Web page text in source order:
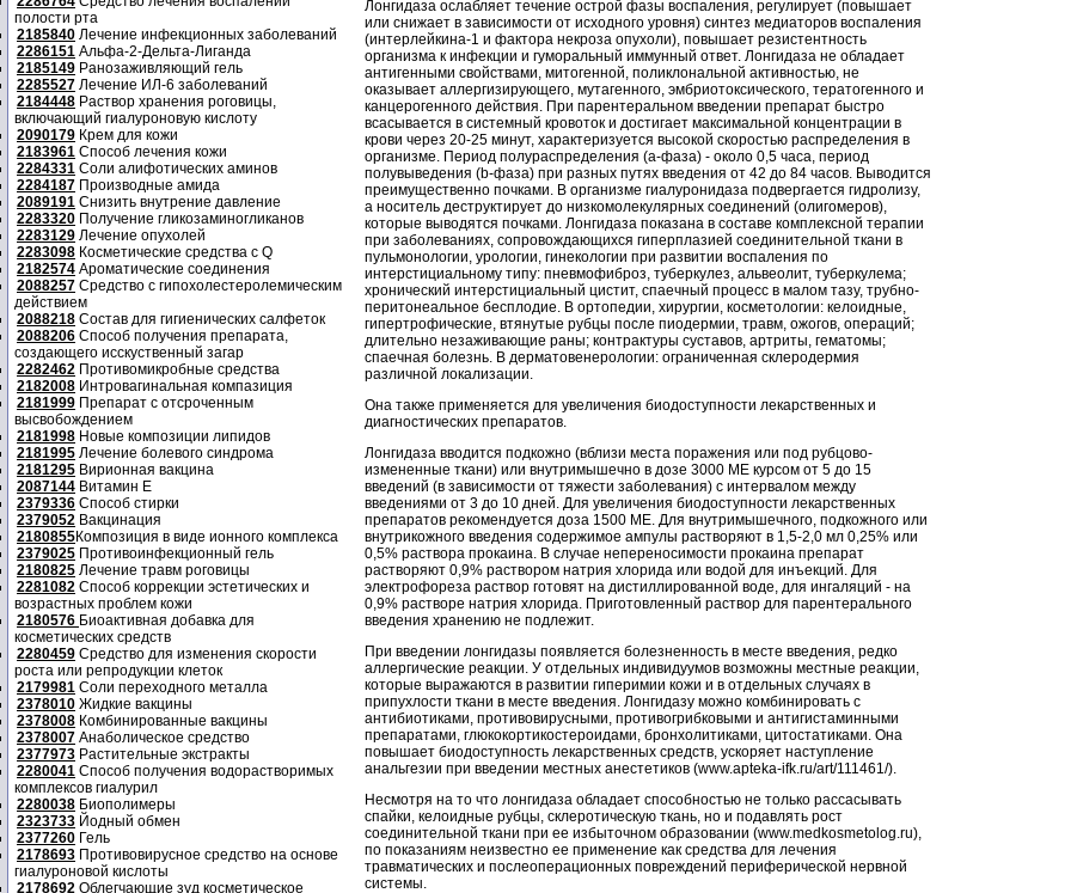
полости рта
2185840 Лечение инфекционных заболеваний
2286151 Альфа-2-Дельта-Лиганда
2185149 Ранозаживляющий гель
2285527 Лечение ИЛ-6 заболеваний
2184448 Раствор хранения роговицы,
включающий гиалуроновую кислоту
2090179 Крем для кожи
2183961 Способ лечения кожи
2284331 Соли алифотических аминов
2284187 Производные амида
2089191 Снизить внутрение давление
2283320 Получение гликозаминогликанов
2283129 Лечение опухолей
2283098 Косметические средства с Q
2182574 Ароматические соединения
2088257 Средство с гипохолестеролемическим
действием
2088218 Состав для гигиенических салфеток
2088206 Способ получения препарата,
создающего исскуственный загар
2282462 Противомикробные средства
2182008 Интровагинальная компазиция
2181999 Препарат с отсроченным
высвобождением
2181998 Новые композиции липидов
2181995 Лечение болевого синдрома
2181295 Вирионная вакцина
2087144 Витамин Е
2379336 Способ стирки
2379052 Вакцинация
2180855Композиция в виде ионного комплекса
2379025 Противоинфекционный гель
2180825 Лечение травм роговицы
2281082 Способ коррекции эстетических и
возрастных проблем кожи
2180576 Биоактивная добавка для
косметических средств
2280459 Средство для изменения скорости
роста или репродукции клеток
2179981 Соли переходного металла
2378010 Жидкие вакцины
2378008 Комбинированные вакцины
2378007 Анаболическое средство
2377973 Растительные экстракты
2280041 Способ получения водорастворимых
комплексов гиалурил
2280038 Биополимеры
2323733 Йодный обмен
2377260 Гель
2178693 Противовирусное средство на основе
гиалуроновой кислоты
2178692 Облегчающие зуд косметическое
Лонгидаза ослабляет течение острой фазы воспаления, регулирует (повышает
или снижает в зависимости от исходного уровня) синтез медиаторов воспаления
(интерлейкина-1 и фактора некроза опухоли), повышает резистентность
организма к инфекции и гуморальный иммунный ответ. Лонгидаза не обладает
антигенными свойствами, митогенной, поликлональной активностью, не
оказывает аллергизирующего, мутагенного, эмбриотоксического, тератогенного и
канцерогенного действия. При парентеральном введении препарат быстро
всасывается в системный кровоток и достигает максимальной концентрации в
крови через 20-25 минут, характеризуется высокой скоростью распределения в
организме. Период полураспределения (а-фаза) - около 0,5 часа, период
полувыведения (b-фаза) при разных путях введения от 42 до 84 часов. Выводится
преимущественно почками. В организме гиалуронидаза подвергается гидролизу,
а носитель деструктирует до низкомолекулярных соединений (олигомеров),
которые выводятся почками. Лонгидаза показана в составе комплексной терапии
при заболеваниях, сопровождающихся гиперплазией соединительной ткани в
пульмонологии, урологии, гинекологии при развитии воспаления по
интерстициальному типу: пневмофиброз, туберкулез, альвеолит, туберкулема;
хронический интерстициальный цистит, спаечный процесс в малом тазу, трубно-
перитонеальное бесплодие. В ортопедии, хирургии, косметологии: келоидные,
гипертрофические, втянутые рубцы после пиодермии, травм, ожогов, операций;
длительно незаживающие раны; контрактуры суставов, артриты, гематомы;
спаечная болезнь. В дерматовенерологии: ограниченная склеродермия
различной локализации.
Она также применяется для увеличения биодоступности лекарственных и
диагностических препаратов.
Лонгидаза вводится подкожно (вблизи места поражения или под рубцово-
измененные ткани) или внутримышечно в дозе 3000 ME курсом от 5 до 15
введений (в зависимости от тяжести заболевания) с интервалом между
введениями от 3 до 10 дней. Для увеличения биодоступности лекарственных
препаратов рекомендуется доза 1500 ME. Для внутримышечного, подкожного или
внутрикожного введения содержимое ампулы растворяют в 1,5-2,0 мл 0,25% или
0,5% раствора прокаина. В случае непереносимости прокаина препарат
растворяют 0,9% раствором натрия хлорида или водой для инъекций. Для
электрофореза раствор готовят на дистиллированной воде, для ингаляций - на
0,9% растворе натрия хлорида. Приготовленный раствор для парентерального
введения хранению не подлежит.
При введении лонгидазы появляется болезненность в месте введения, редко
аллергические реакции. У отдельных индивидуумов возможны местные реакции,
которые выражаются в развитии гиперимии кожи и в отдельных случаях в
припухлости ткани в месте введения. Лонгидазу можно комбинировать с
антибиотиками, противовирусными, противогрибковыми и антигистаминными
препаратами, глюкокортикостероидами, бронхолитиками, цитостатиками. Она
повышает биодоступность лекарственных средств, ускоряет наступление
анальгезии при введении местных анестетиков (www.apteka-ifk.ru/art/111461/).
Несмотря на то что лонгидаза обладает способностью не только рассасывать
спайки, келоидные рубцы, склеротическую ткань, но и подавлять рост
соединительной ткани при ее избыточном образовании (www.medkosmetolog.ru),
по показаниям неизвестно ее применение как средства для лечения
травматических и послеоперационных повреждений периферической нервной
системы.